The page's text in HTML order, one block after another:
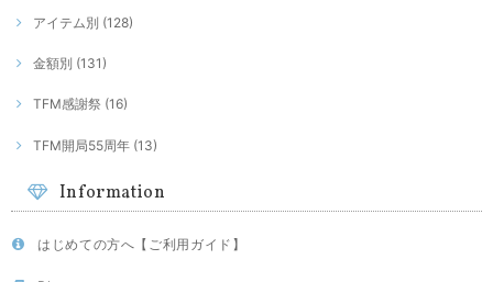
アイテム別 (128)
金額別 (131)
TFM感謝祭 (16)
TFM開局55周年 (13)
Information
はじめての方へ【ご利用ガイド】